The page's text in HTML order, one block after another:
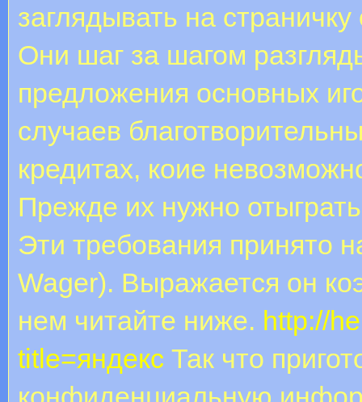
заглядывать на
Они шаг за шагом
предложения основных
случаев
кредитах, коие
Прежде их нужно
Эти требования принято
Wager). Выражается он
нем читайте ниже. http://
title=яндекс Так что